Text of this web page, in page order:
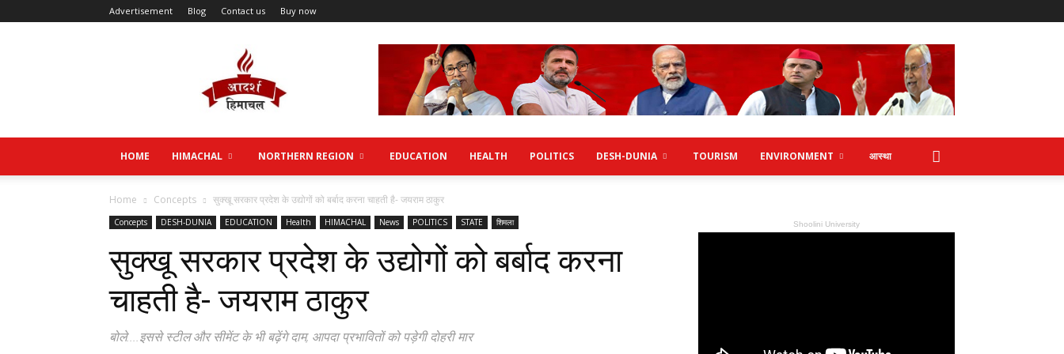
Advertisement Blog Contact us Buy now
HOME HIMACHAL NORTHERN REGION EDUCATION HEALTH POLITICS DESH-DUNIA TOURISM ENVIRONMENT आस्था
Home Concepts सुक्खू सरकार प्रदेश के उद्योगों को बर्बाद करना चाहती है- जयराम ठाकुर
Concepts DESH-DUNIA EDUCATION Health HIMACHAL News POLITICS STATE शिमला
सुक्खू सरकार प्रदेश के उद्योगों को बर्बाद करना
चाहती है- जयराम ठाकुर
बोले....इससे स्टील और सीमेंट के भी बढ़ेंगे दाम, आपदा प्रभावितों को पड़ेगी दोहरी मार
Shoolini University